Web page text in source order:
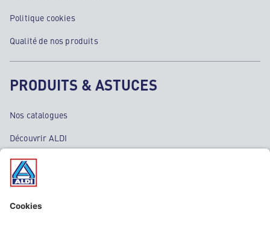
Politique cookies
Qualité de nos produits
PRODUITS & ASTUCES
Nos catalogues
Découvrir ALDI
Nos bons plans
Nos rayons
Nos marques